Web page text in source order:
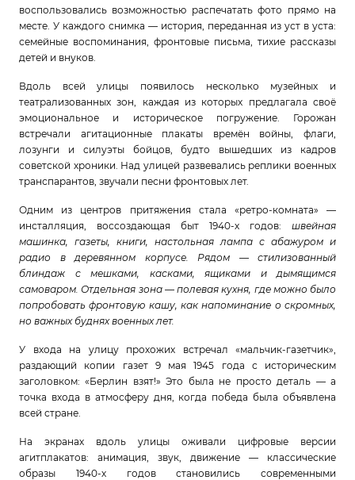
воспользовались возможностью распечатать фото прямо на
месте. У каждого снимка — история, переданная из уст в уста:
семейные воспоминания, фронтовые письма, тихие рассказы
детей и внуков.
Вдоль всей улицы появилось несколько музейных и
театрализованных зон, каждая из которых предлагала своё
эмоциональное и историческое погружение. Горожан
встречали агитационные плакаты времён войны, флаги,
лозунги и силуэты бойцов, будто вышедших из кадров
советской хроники. Над улицей развевались реплики военных
транспарантов, звучали песни фронтовых лет.
Одним из центров притяжения стала «ретро-комната» —
инсталляция, воссоздающая быт 1940-х годов: швейная
машинка, газеты, книги, настольная лампа с абажуром и
радио в деревянном корпусе. Рядом — стилизованный
блиндаж с мешками, касками, ящиками и дымящимся
самоваром. Отдельная зона — полевая кухня, где можно было
попробовать фронтовую кашу, как напоминание о скромных,
но важных буднях военных лет.
У входа на улицу прохожих встречал «мальчик-газетчик»,
раздающий копии газет 9 мая 1945 года с историческим
заголовком: «Берлин взят!» Это была не просто деталь — а
точка входа в атмосферу дня, когда победа была объявлена
всей стране.
На экранах вдоль улицы оживали цифровые версии
агитплакатов: анимация, звук, движение — классические
образы 1940-х годов становились современными